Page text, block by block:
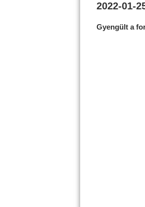
2022-01-
Gyengült a